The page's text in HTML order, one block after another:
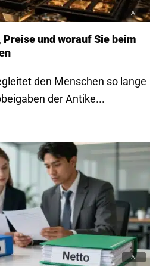
Netto?
Brutto und Netto?
zwischen
und...